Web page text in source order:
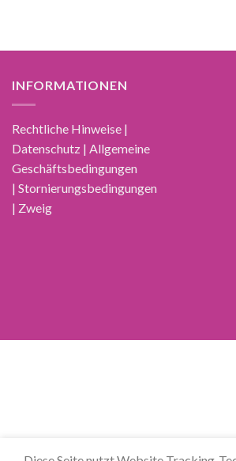
INFORMATIONEN
Rechtliche Hinweise |
Datenschutz | Allgemeine
Geschäftsbedingungen
| Stornierungsbedingungen
| Zweig
العربية(Arabisch) Čeština(